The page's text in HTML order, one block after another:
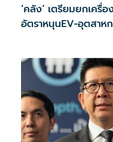
‘คลัง’ เตรียมยกเครื่
อัตราหนุนEV-อุตสาห